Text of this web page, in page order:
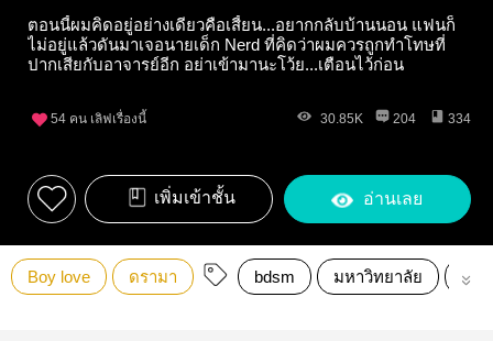
ตอนนี้ผมคิดอยู่อย่างเดียวคือเสี้ยน...อยากกลับบ้านนอน แฟนก็
ไม่อยู่แล้วดันมาเจอนายเด็ก Nerd ที่คิดว่าผมควรถูกทำโทษที่
ปากเสียกับอาจารย์อีก อย่าเข้ามานะโว้ย...เตือนไว้ก่อน
54 คน เลิฟเรื่องนี้ 30.85K 204 334
เพิ่มเข้าชั้น อ่านเลย
Boy love ดรามา bdsm มหาวิทยาลัย นิย